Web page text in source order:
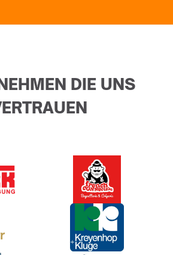
DIE UNS